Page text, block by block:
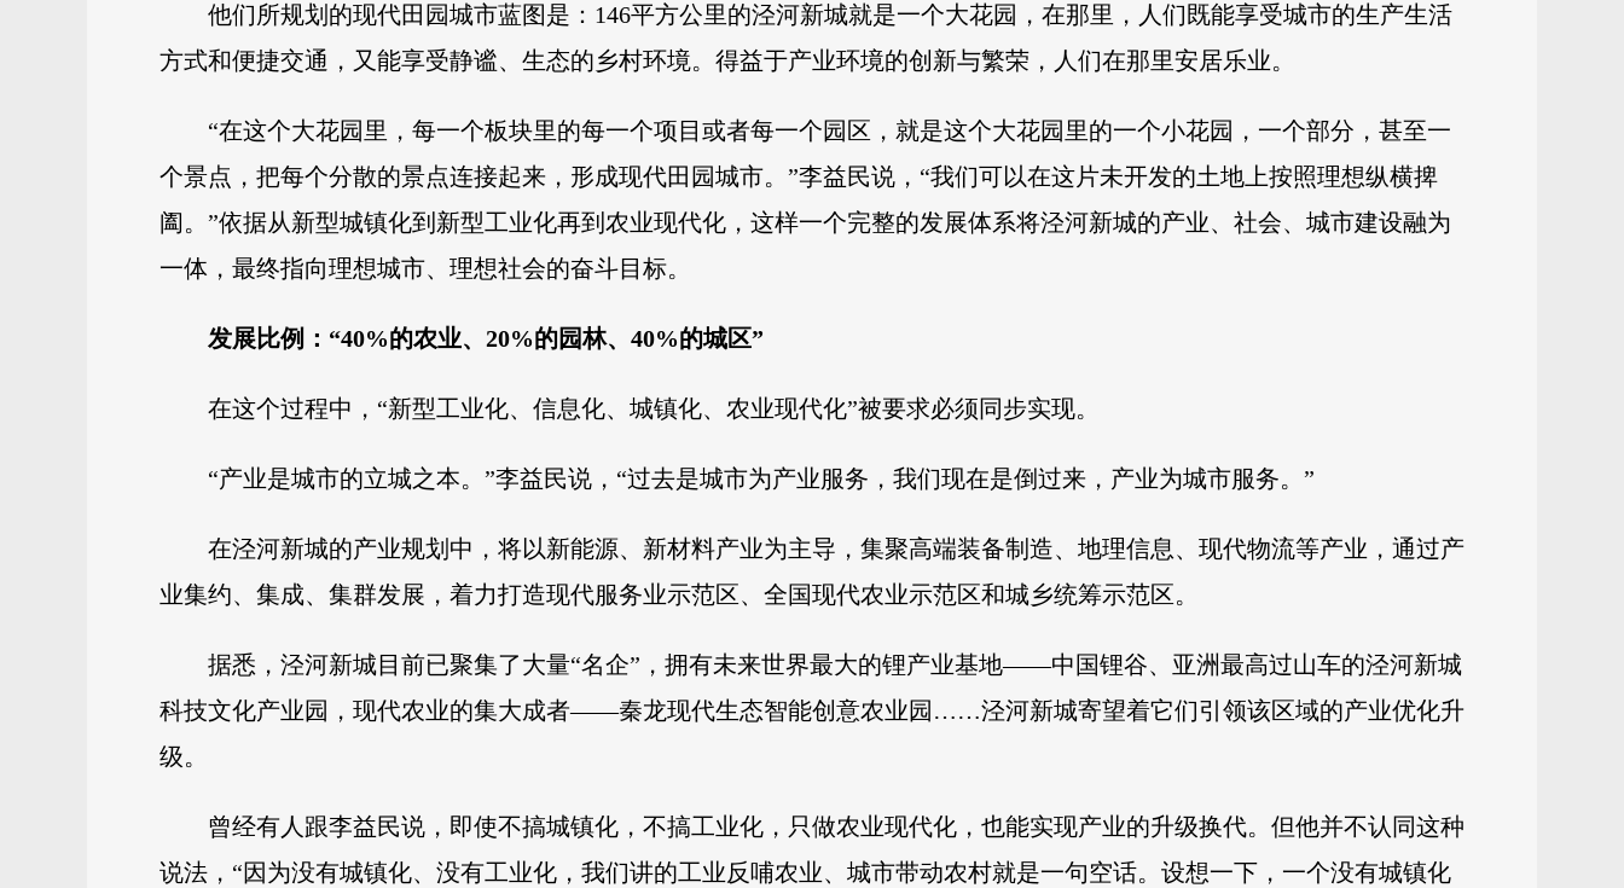
他们所规划的现代田园城市蓝图是：146平方公里的泾河新城就是一个大花园，在那里，人们既能享受城市的生产生活
方式和便捷交通，又能享受静谧、生态的乡村环境。得益于产业环境的创新与繁荣，人们在那里安居乐业。
“在这个大花园里，每一个板块里的每一个项目或者每一个园区，就是这个大花园里的一个小花园，一个部分，甚至一
个景点，把每个分散的景点连接起来，形成现代田园城市。”李益民说，“我们可以在这片未开发的土地上按照理想纵横捭
阖。”依据从新型城镇化到新型工业化再到农业现代化，这样一个完整的发展体系将泾河新城的产业、社会、城市建设融为
一体，最终指向理想城市、理想社会的奋斗目标。
发展比例：“40%的农业、20%的园林、40%的城区”
在这个过程中，“新型工业化、信息化、城镇化、农业现代化”被要求必须同步实现。
“产业是城市的立城之本。”李益民说，“过去是城市为产业服务，我们现在是倒过来，产业为城市服务。”
在泾河新城的产业规划中，将以新能源、新材料产业为主导，集聚高端装备制造、地理信息、现代物流等产业，通过产
业集约、集成、集群发展，着力打造现代服务业示范区、全国现代农业示范区和城乡统筹示范区。
据悉，泾河新城目前已聚集了大量“名企”，拥有未来世界最大的锂产业基地——中国锂谷、亚洲最高过山车的泾河新城
科技文化产业园，现代农业的集大成者——秦龙现代生态智能创意农业园……泾河新城寄望着它们引领该区域的产业优化升
级。
曾经有人跟李益民说，即使不搞城镇化，不搞工业化，只做农业现代化，也能实现产业的升级换代。但他并不认同这种
说法，“因为没有城镇化、没有工业化，我们讲的工业反哺农业、城市带动农村就是一句空话。设想一下，一个没有城镇化